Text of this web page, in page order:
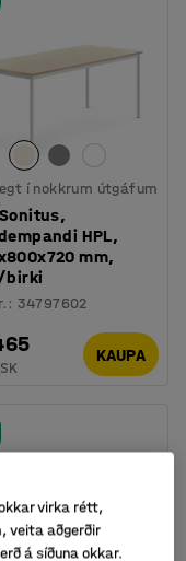
í nokkrum útgáfum
HPL,
mm,
: 34797602
KAUPA
virka rétt,
veita aðgerðir
á síðuna okkar.